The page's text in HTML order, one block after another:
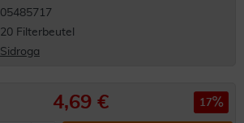
05485717
20 Filterbeutel
Sidroga
4,69 € 17